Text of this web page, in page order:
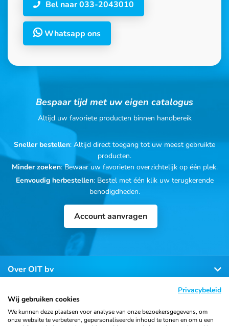
Bel naar 033-2043010
Whatsapp ons
Bespaar tijd met uw eigen catalogus
Altijd uw favoriete producten binnen handbereik
Sneller bestellen: Altijd direct toegang tot uw meest gebruikte
producten.
Minder zoeken: Bewaar uw favorieten overzichtelijk op één plek.
Eenvoudig herbestellen: Bestel met één klik uw terugkerende
benodigdheden.
Account aanvragen
Over OIT bv
Klantenservice
Privacybeleid
Wij gebruiken cookies
We kunnen deze plaatsen voor analyse van onze bezoekersgegevens, om
onze website te verbeteren, gepersonaliseerde inhoud te tonen en om u een